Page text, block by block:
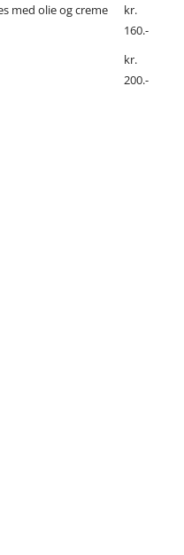
med olie og creme
kr.
160.-
kr.
200.-